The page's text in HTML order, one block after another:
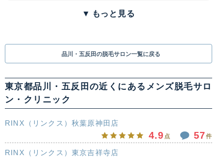
▼ もっと見る
品川・五反田の脱毛サロン一覧に戻る
東京都品川・五反田の近くにあるメンズ脱毛サロ
ン・クリニック
RINX（リンクス）秋葉原神田店
4.9 点 57件
RINX（リンクス）東京吉祥寺店